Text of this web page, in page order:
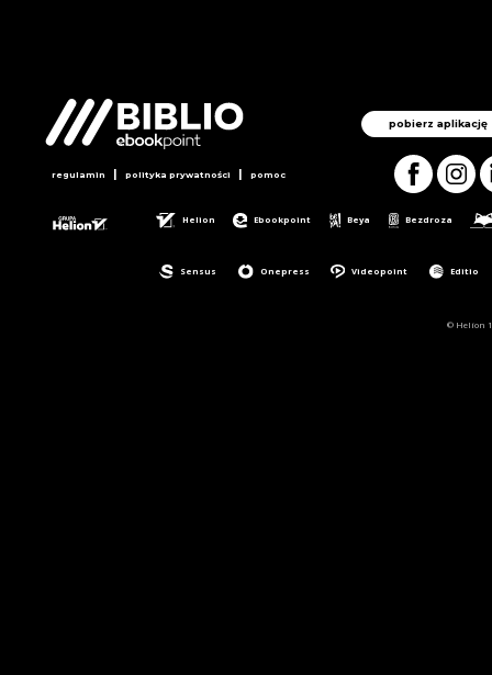
pobierz aplikację
regulamin | polityka prywatności | pomoc
Helion Ebookpoint Beya Bezdroza
Sensus Onepress Videopoint Editio
© Helion